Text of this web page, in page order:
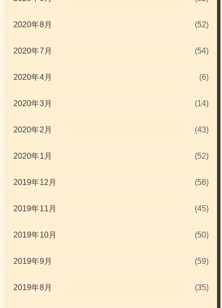
2020年8月 (52)
2020年7月 (54)
2020年4月 (6)
2020年3月 (14)
2020年2月 (43)
2020年1月 (52)
2019年12月 (58)
2019年11月 (45)
2019年10月 (50)
2019年9月 (59)
2019年8月 (35)